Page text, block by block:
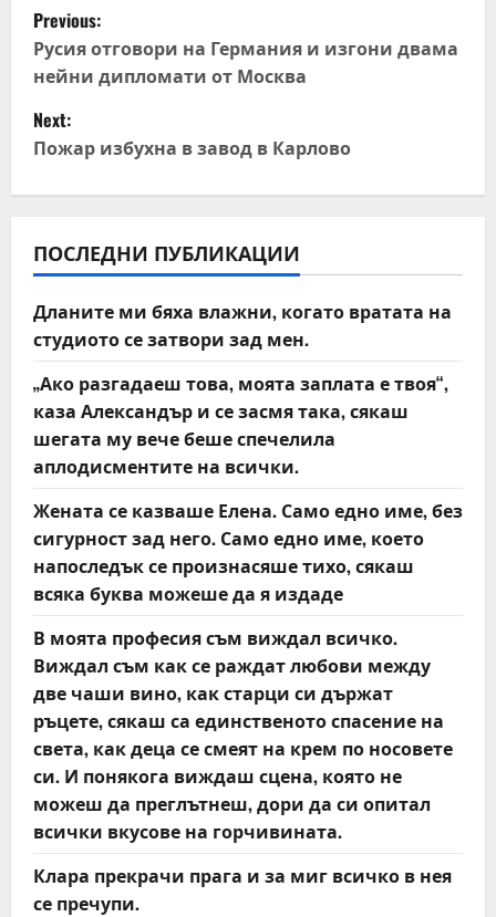
P
o
s
t
n
a
v
i
g
a
t
i
o
n
Previous:
Русия отговори на Германия и изгони двама
нейни дипломати от Москва
Next:
Пожар избухна в завод в Карлово
ПОСЛЕДНИ ПУБЛИКАЦИИ
Дланите ми бяха влажни, когато вратата на
студиото се затвори зад мен.
„Ако разгадаеш това, моята заплата е твоя“,
каза Александър и се засмя така, сякаш
шегата му вече беше спечелила
аплодисментите на всички.
Жената се казваше Елена. Само едно име, без
сигурност зад него. Само едно име, което
напоследък се произнасяше тихо, сякаш
всяка буква можеше да я издаде
В моята професия съм виждал всичко.
Виждал съм как се раждат любови между
две чаши вино, как старци си държат
ръцете, сякаш са единственото спасение на
света, как деца се смеят на крем по носовете
си. И понякога виждаш сцена, която не
можеш да преглътнеш, дори да си опитал
всички вкусове на горчивината.
Клара прекрачи прага и за миг всичко в нея
се пречупи.